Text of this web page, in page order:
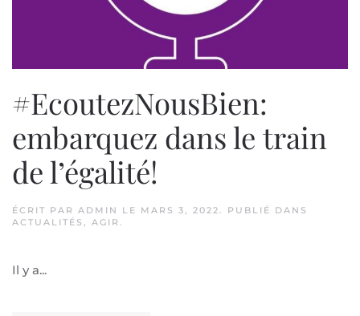
#EcoutezNousBien:
embarquez dans le train
de l’égalité!
ÉCRIT PAR ADMIN LE MARS 3, 2022. PUBLIÉ DANS
ACTUALITÉS , AGIR .
Il y a...